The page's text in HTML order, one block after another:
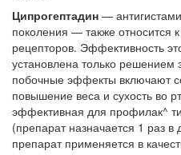
Ципрогептадин —
поколения — также относится
рецепторов. Эффективность
установлена только решением
побочные эффекты включают
повышение веса и сухость во
эффективная для профилак^
(препарат назначается 1 раз
препарат применяется в